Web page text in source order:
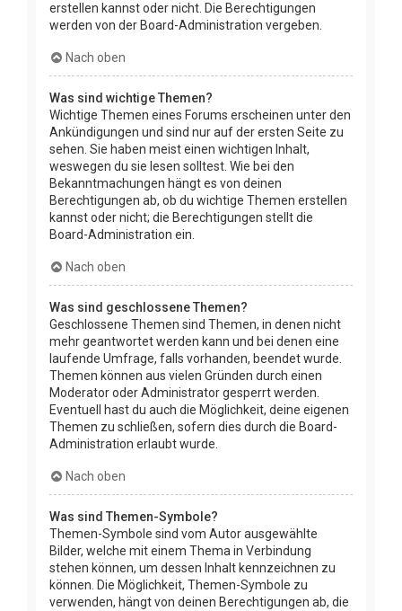
erstellen kannst oder nicht. Die Berechtigungen
werden von der Board-Administration vergeben.
Nach oben
Was sind wichtige Themen?
Wichtige Themen eines Forums erscheinen unter den
Ankündigungen und sind nur auf der ersten Seite zu
sehen. Sie haben meist einen wichtigen Inhalt,
weswegen du sie lesen solltest. Wie bei den
Bekanntmachungen hängt es von deinen
Berechtigungen ab, ob du wichtige Themen erstellen
kannst oder nicht; die Berechtigungen stellt die
Board-Administration ein.
Nach oben
Was sind geschlossene Themen?
Geschlossene Themen sind Themen, in denen nicht
mehr geantwortet werden kann und bei denen eine
laufende Umfrage, falls vorhanden, beendet wurde.
Themen können aus vielen Gründen durch einen
Moderator oder Administrator gesperrt werden.
Eventuell hast du auch die Möglichkeit, deine eigenen
Themen zu schließen, sofern dies durch die Board-
Administration erlaubt wurde.
Nach oben
Was sind Themen-Symbole?
Themen-Symbole sind vom Autor ausgewählte
Bilder, welche mit einem Thema in Verbindung
stehen können, um dessen Inhalt kennzeichnen zu
können. Die Möglichkeit, Themen-Symbole zu
verwenden, hängt von deinen Berechtigungen ab, die